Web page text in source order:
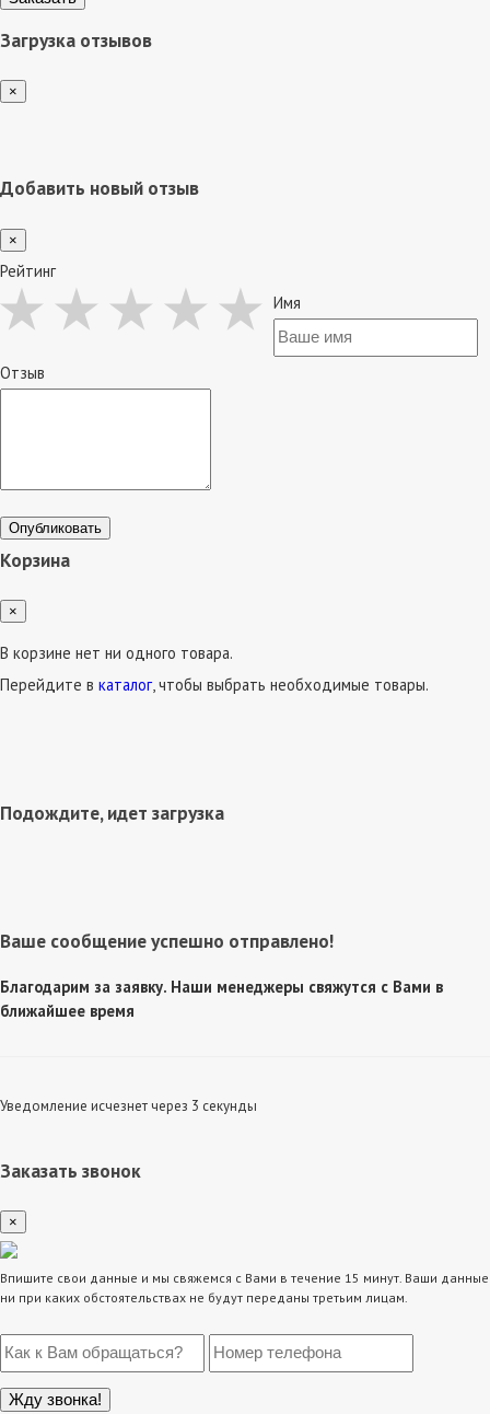
Загрузка отзывов
×
Добавить новый отзыв
×
Рейтинг
Имя
Отзыв
Опубликовать
Корзина
×
В корзине нет ни одного товара.
Перейдите в каталог, чтобы выбрать необходимые товары.
Подождите, идет загрузка
Ваше сообщение успешно отправлено!
Благодарим за заявку. Наши менеджеры свяжутся с Вами в
ближайшее время
Уведомление исчезнет через 3 секунды
Заказать звонок
×
Впишите свои данные и мы свяжемся с Вами в течение 15 минут. Ваши данные
ни при каких обстоятельствах не будут переданы третьим лицам.